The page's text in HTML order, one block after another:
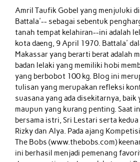
Amril Taufik Gobelyang menjuluki
Battala'-- sebagai sebentuk
tanah tempat kelahiran--ini adalah
kota daeng, 9 April 1970. Battala'
Makassar yang berarti berat adalah
badan lelaki yang memiliki hobi
yang berbobot 100 kg. Blog ini
tulisan yang merupakan refleksi
suasana yang ada disekitarnya, baik
maupun yang kurang penting. Saat
bersama istri, Sri Lestari serta
Rizky dan Alya. Pada ajang
The Bobs (www.thebobs.com)
ini berhasil menjadi pemenang